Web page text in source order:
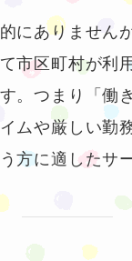
にありません
市区町村が利
。つまり「働
ムや厳しい勤
方に適したサ